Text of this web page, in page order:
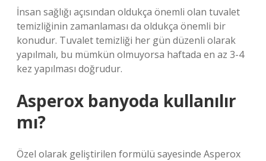
İnsan sağlığı açısından oldukça önemli olan tuvalet
temizliğinin zamanlaması da oldukça önemli bir
konudur. Tuvalet temizliği her gün düzenli olarak
yapılmalı, bu mümkün olmuyorsa haftada en az 3-4
kez yapılması doğrudur.
Asperox banyoda kullanılır
mı?
Özel olarak geliştirilen formülü sayesinde Asperox